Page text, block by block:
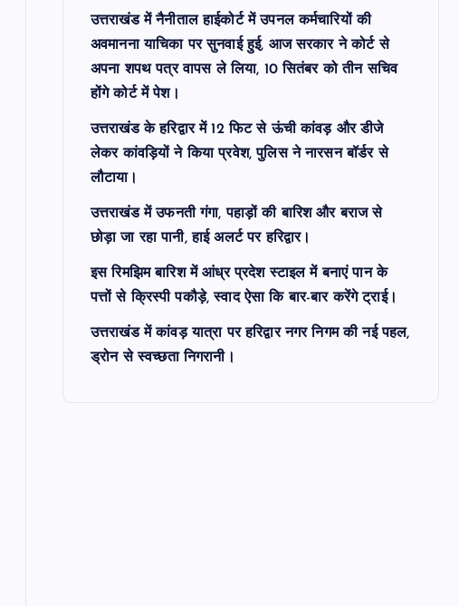
उत्तराखंड में नैनीताल हाईकोर्ट में उपनल कर्मचारियों की
अवमानना याचिका पर सुनवाई हुई, आज सरकार ने कोर्ट से
अपना शपथ पत्र वापस ले लिया, 10 सितंबर को तीन सचिव
होंगे कोर्ट में पेश।
उत्तराखंड के हरिद्वार में 12 फिट से ऊंची कांवड़ और डीजे
लेकर कांवड़ियों ने किया प्रवेश, पुलिस ने नारसन बॉर्डर से
लौटाया।
उत्तराखंड में उफनती गंगा, पहाड़ों की बारिश और बराज से
छोड़ा जा रहा पानी, हाई अलर्ट पर हरिद्वार।
इस रिमझिम बारिश में आंध्र प्रदेश स्टाइल में बनाएं पान के
पत्तों से क्रिस्पी पकौड़े, स्वाद ऐसा कि बार-बार करेंगे ट्राई।
उत्तराखंड में कांवड़ यात्रा पर हरिद्वार नगर निगम की नई पहल,
ड्रोन से स्वच्छता निगरानी।